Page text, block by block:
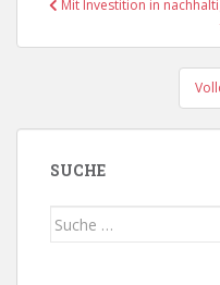
Mit Investition in
SUCHE
Suche